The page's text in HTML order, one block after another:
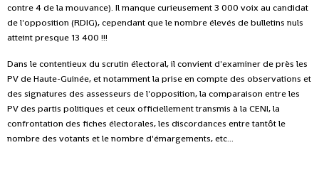
contre 4 de la mouvance). Il manque curieusement 3 000 voix au candidat
de l'opposition (RDIG), cependant que le nombre élevés de bulletins nuls
atteint presque 13 400 !!!
Dans le contentieux du scrutin électoral, il convient d'examiner de près les
PV de Haute-Guinée, et notamment la prise en compte des observations et
des signatures des assesseurs de l'opposition, la comparaison entre les
PV des partis politiques et ceux officiellement transmis à la CENI, la
confrontation des fiches électorales, les discordances entre tantôt le
nombre des votants et le nombre d'émargements, etc...